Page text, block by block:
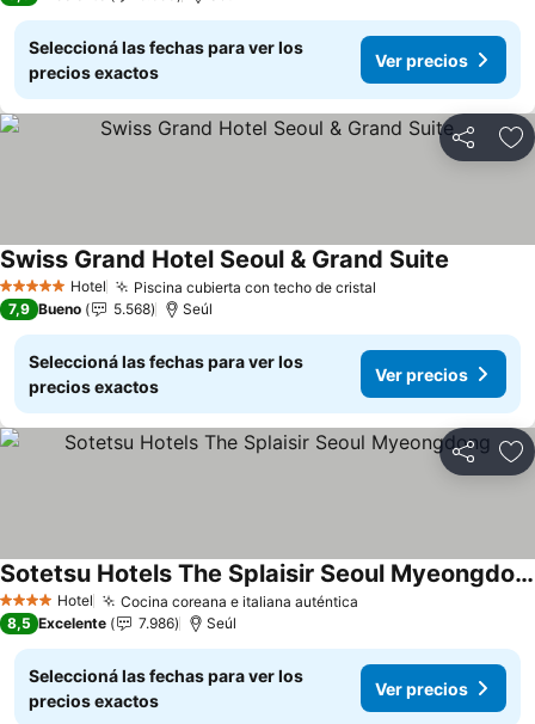
Seleccioná las fechas para ver los
precios exactos
Ver precios
Compartir
5 Estrellas Hotel Piscina cubierta con techo de cristal
Swiss Grand Hotel Seoul & Grand Suite
7,9 Bueno 5.568 Seúl
Seleccioná las fechas para ver los
precios exactos
Ver precios
Compartir
4 EstrellasHotel Cocina coreana e italiana auténtica
Sotetsu Hotels The Splaisir Seoul Myeongdong
8,5 Excelente 7.986 Seúl
Seleccioná las fechas para ver los
precios exactos
Ver precios